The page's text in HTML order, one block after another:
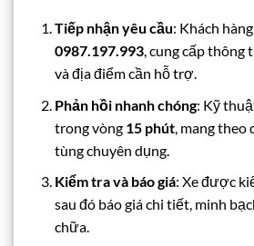
Tiếp nhận yêu cầu: Khách
0987.197.993, cung cấp thông
và địa điểm cần hỗ trợ.
Phản hồi nhanh chóng: Kỹ
trong vòng 15 phút, mang theo
tùng chuyên dụng.
Kiểm tra và báo giá: Xe được
sau đó báo giá chi tiết, minh
chữa.